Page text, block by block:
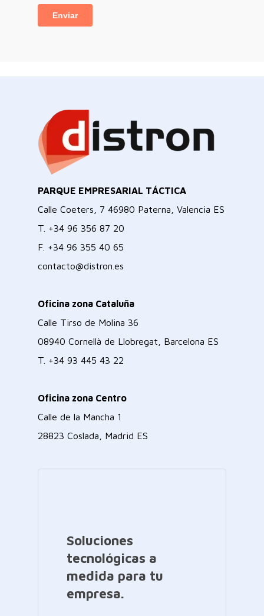
PARQUE EMPRESARIAL TÁCTICA
Calle Coeters, 7 46980 Paterna, Valencia ES
T. +34 96 356 87 20
F. +34 96 355 40 65
contacto@distron.es
Oficina zona Cataluña
Calle Tirso de Molina 36
08940 Cornellà de Llobregat, Barcelona ES
T. +34 93 445 43 22
Oficina zona Centro
Calle de la Mancha 1
28823 Coslada, Madrid ES
Soluciones
tecnológicas a
medida para tu
empresa.